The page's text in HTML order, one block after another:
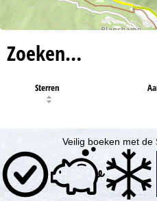
Zoeken…
Sterren
Veilig boeken met de